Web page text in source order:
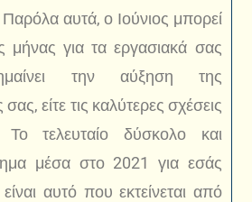
αυτά, ο Ιούνιος μπορεί
μήνας για τα εργασιακά σας
την αύξηση της
είτε τις καλύτερες σχέσεις
Το τελευταίο δύσκολο και
μέσα στο 2021 για εσάς
αυτό που εκτείνεται από